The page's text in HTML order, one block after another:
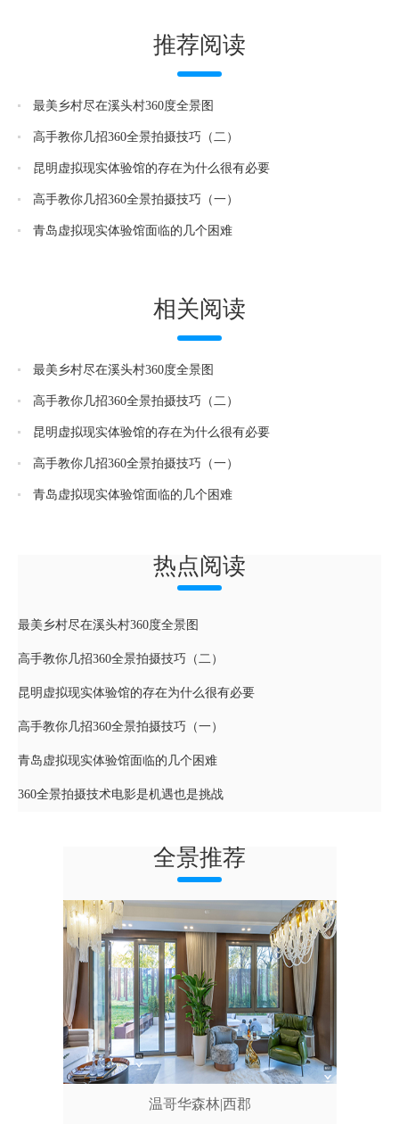
推荐阅读
最美乡村尽在溪头村360度全景图
高手教你几招360全景拍摄技巧（二）
昆明虚拟现实体验馆的存在为什么很有必要
高手教你几招360全景拍摄技巧（一）
青岛虚拟现实体验馆面临的几个困难
相关阅读
最美乡村尽在溪头村360度全景图
高手教你几招360全景拍摄技巧（二）
昆明虚拟现实体验馆的存在为什么很有必要
高手教你几招360全景拍摄技巧（一）
青岛虚拟现实体验馆面临的几个困难
热点阅读
最美乡村尽在溪头村360度全景图
高手教你几招360全景拍摄技巧（二）
昆明虚拟现实体验馆的存在为什么很有必要
高手教你几招360全景拍摄技巧（一）
青岛虚拟现实体验馆面临的几个困难
360全景拍摄技术电影是机遇也是挑战
全景推荐
温哥华森林|西郡